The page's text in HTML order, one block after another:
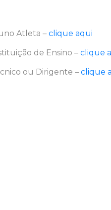
Atleta – clique aqui
de Ensino – clique
ou Dirigente – clique